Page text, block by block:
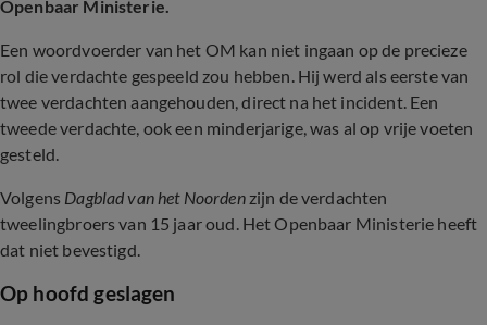
Openbaar Ministerie.
Een woordvoerder van het OM kan niet ingaan op de precieze
rol die verdachte gespeeld zou hebben. Hij werd als eerste van
twee verdachten aangehouden, direct na het incident. Een
tweede verdachte, ook een minderjarige, was al op vrije voeten
gesteld.
Volgens Dagblad van het Noordenzijn de verdachten
tweelingbroers van 15 jaar oud. Het Openbaar Ministerie heeft
dat niet bevestigd.
Op hoofd geslagen